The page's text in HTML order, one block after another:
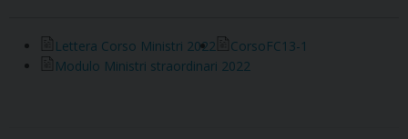
Lettera Corso Ministri 2022
CorsoFC13-1
Modulo Ministri straordinari 2022